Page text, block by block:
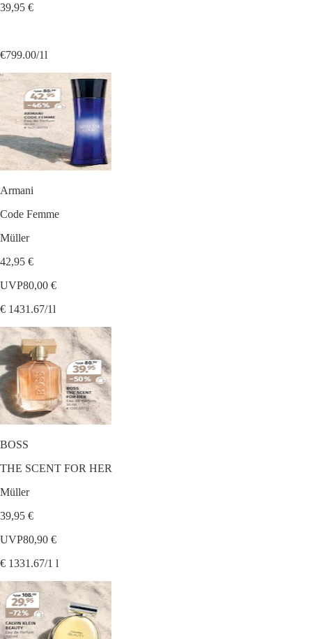
39,95 €
€799.00/1l
Armani
Code Femme
Müller
42,95 €
UVP80,00 €
€ 1431.67/1l
BOSS
THE SCENT FOR HER
Müller
39,95 €
UVP80,90 €
€ 1331.67/1 l